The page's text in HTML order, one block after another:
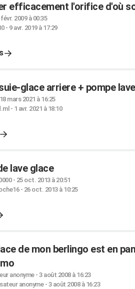
efficacement l'orifice d'où
2009 à 00:35
- 9 avr. 2019 à 17:29
glace arriere + pompe
18 mars 2021 à 16:25
- 1 avr. 2021 à 18:10
lave glace
- 25 oct. 2013 à 20:51
- 26 oct. 2013 à 10:25
de mon berlingo est en
anonyme- 3 août 2008 à 16:23
anonyme- 3 août 2008 à 16:23